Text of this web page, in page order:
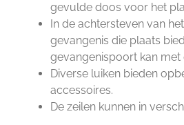
gevulde doos voor het
In de achtersteven van
gevangenis die plaats
gevangenispoort kan
Diverse luiken bieden
accessoires.
De zeilen kunnen in